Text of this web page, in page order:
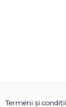
Termeni și condiții